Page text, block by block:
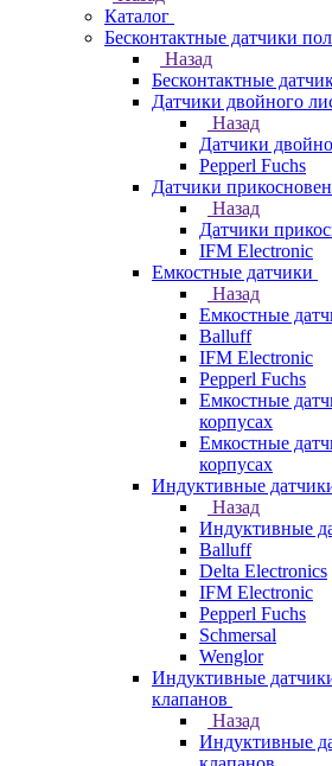
Каталог
Бесконтактные датчики
Назад
Бесконтактные
Датчики двойного
Назад
Датчики
Pepperl Fuchs
Датчики
Назад
Датчики
IFM Electronic
Емкостные датчики
Назад
Емкостные
Balluff
IFM Electronic
Pepperl Fuchs
Емкостные
корпусах
Емкостные
корпусах
Индуктивные
Назад
Индуктивные
Balluff
Delta Electronics
IFM Electronic
Pepperl Fuchs
Schmersal
Wenglor
Индуктивные
клапанов
Назад
Индуктивные